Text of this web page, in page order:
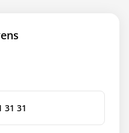
31 31